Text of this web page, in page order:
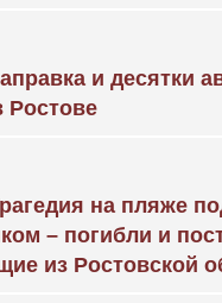
и десятки
Ростове
на пляже
– погибли и
из Ростовской